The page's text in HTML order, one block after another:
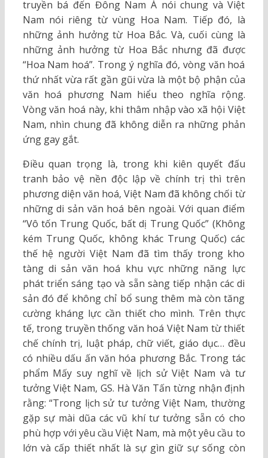
truyền bá đến Đông Nam Á nói chung và Việt
Nam nói riêng từ vùng Hoa Nam. Tiếp đó, là
những ảnh hưởng từ Hoa Bắc. Và, cuối cùng là
những ảnh hưởng từ Hoa Bắc nhưng đã được
“Hoa Nam hoá”. Trong ý nghĩa đó, vòng văn hoá
thứ nhất vừa rất gần gũi vừa là một bộ phận của
văn hoá phương Nam hiểu theo nghĩa rộng.
Vòng văn hoá này, khi thâm nhập vào xã hội Việt
Nam, nhìn chung đã không diễn ra những phản
ứng gay gắt.
Điều quan trọng là, trong khi kiên quyết đấu
tranh bảo vệ nền độc lập về chính trị thì trên
phương diện văn hoá, Việt Nam đã không chối từ
những di sản văn hoá bên ngoài. Với quan điểm
“Vô tốn Trung Quốc, bất dị Trung Quốc” (Không
kém Trung Quốc, không khác Trung Quốc) các
thế hệ người Việt Nam đã tìm thấy trong kho
tàng di sản văn hoá khu vực những năng lực
phát triển sáng tạo và sẵn sàng tiếp nhận các di
sản đó để không chỉ bổ sung thêm mà còn tăng
cường kháng lực cần thiết cho mình. Trên thực
tế, trong truyền thống văn hoá Việt Nam từ thiết
chế chính trị, luật pháp, chữ viết, giáo dục… đều
có nhiều dấu ấn văn hóa phương Bắc. Trong tác
phẩm Mấy suy nghĩ về lịch sử Việt Nam và tư
tưởng Việt Nam, GS. Hà Văn Tấn từng nhận định
rằng: “Trong lịch sử tư tưởng Việt Nam, thường
gặp sự mài dũa các vũ khí tư tưởng sẵn có cho
phù hợp với yêu cầu Việt Nam, mà một yêu cầu to
lớn và cấp thiết nhất là sự gìn giữ sự sống còn